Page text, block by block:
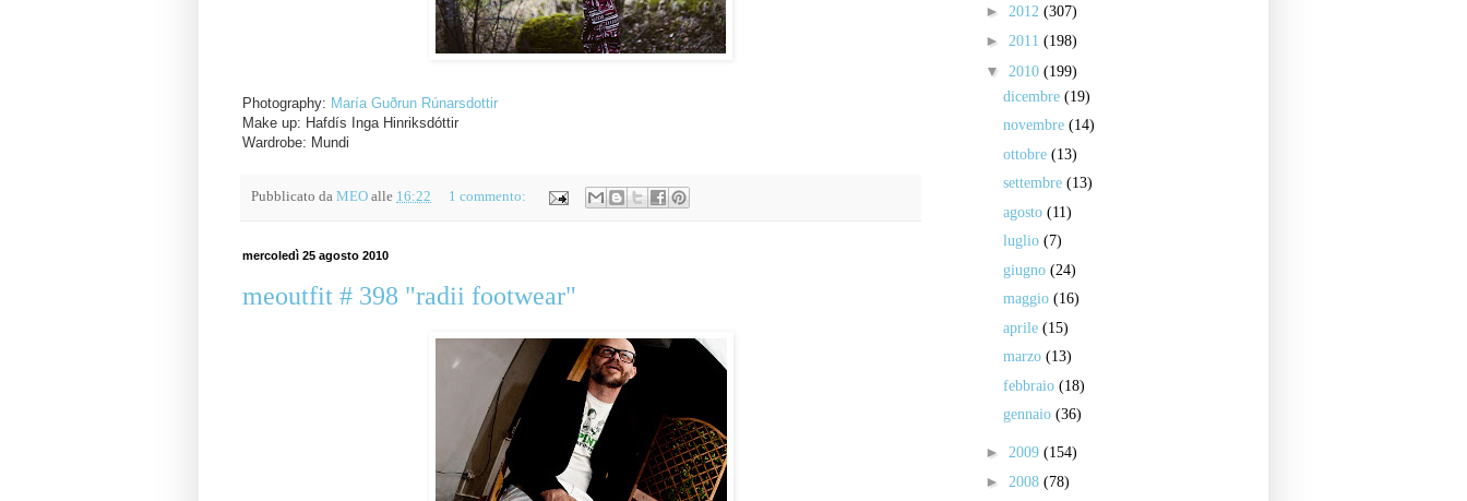
Photography: María Guðrun Rúnarsdottir
Make up: Hafdís Inga Hinriksdóttir
Wardrobe: Mundi
Pubblicato da MEO alle 16:22 1 commento:
mercoledì 25 agosto 2010
meoutfit # 398 "radii footwear"
► 2012 (307)
► 2011 (198)
▼ 2010 (199)
dicembre (19)
novembre (14)
ottobre (13)
settembre (13)
agosto (11)
luglio (7)
giugno (24)
maggio (16)
aprile (15)
marzo (13)
febbraio (18)
gennaio (36)
► 2009 (154)
► 2008 (78)